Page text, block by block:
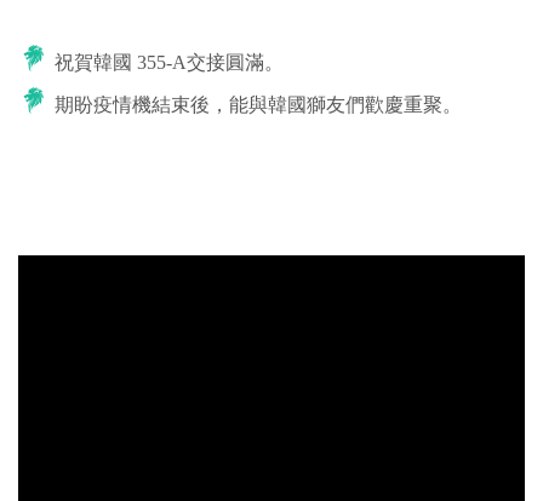
祝賀韓國 355-A交接圓滿。
期盼疫情機結束後，能與韓國獅友們歡慶重聚。